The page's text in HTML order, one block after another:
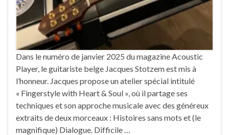
Dans le numéro de janvier 2025 du magazine Acoustic
Player, le guitariste belge Jacques Stotzem est mis à
l’honneur. Jacques propose un atelier spécial intitulé
« Fingerstyle with Heart & Soul », où il partage ses
techniques et son approche musicale avec des généreux
extraits de deux morceaux : Histoires sans mots et (le
magnifique) Dialogue. Difficile …